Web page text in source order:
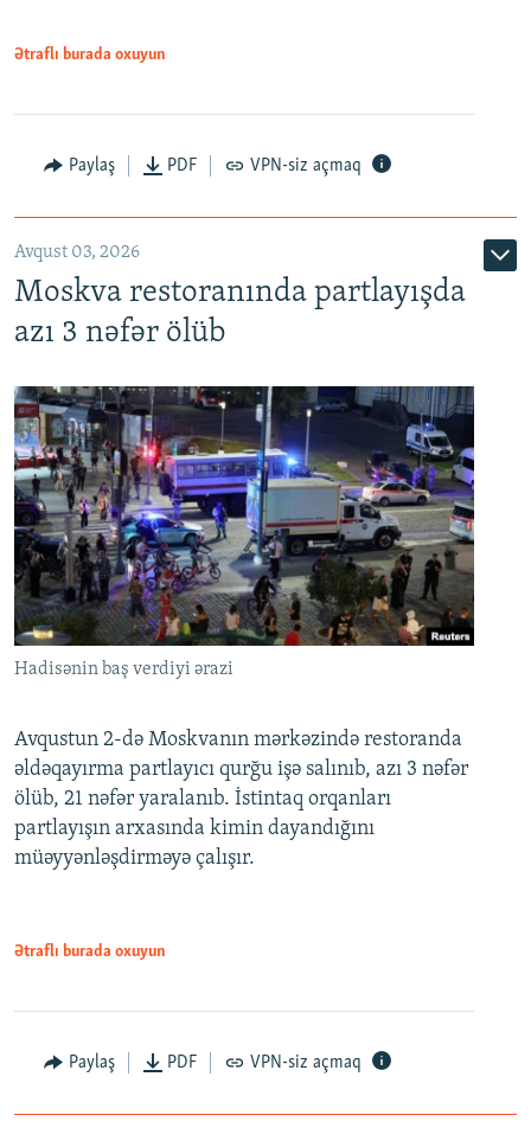
Ətraflı burada oxuyun
Paylaş PDF VPN-siz açmaq
Avqust 03, 2026
Moskva restoranında partlayışda
azı 3 nəfər ölüb
Hadisənin baş verdiyi ərazi
Avqustun 2-də Moskvanın mərkəzində restoranda
əldəqayırma partlayıcı qurğu işə salınıb, azı 3 nəfər
ölüb, 21 nəfər yaralanıb. İstintaq orqanları
partlayışın arxasında kimin dayandığını
müəyyənləşdirməyə çalışır.
Ətraflı burada oxuyun
Paylaş PDF VPN-siz açmaq